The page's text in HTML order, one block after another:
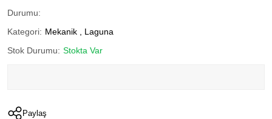
Durumu:
Kategori: Mekanik
Laguna
Stok Durumu: Stokta Var
Paylaş